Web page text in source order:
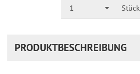
1 Stück
PRODUKTBESCHREIBUNG